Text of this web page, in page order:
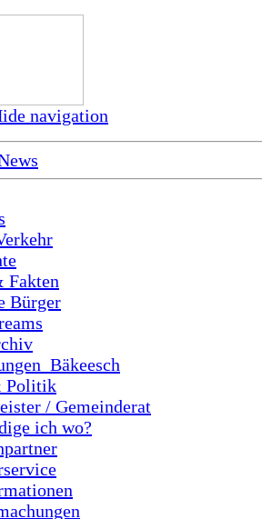
navigation
Fakten
Bürger
Politik
/ Gemeinderat
ich wo?